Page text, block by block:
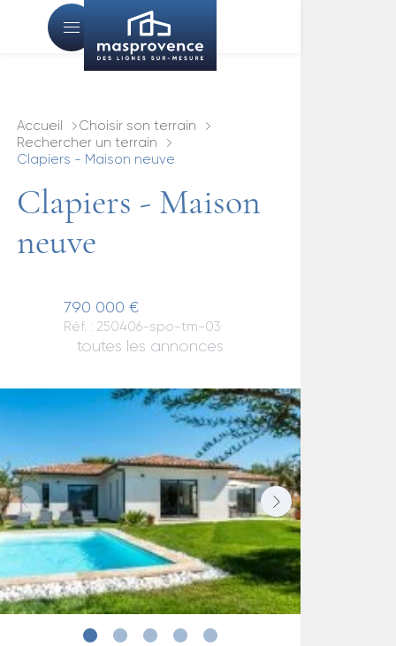
Accueil
Choisir son terrain
Rechercher un terrain
Clapiers - Maison neuve
Clapiers - Maison
neuve
790 000 €
Réf. : 250406-spo-tm-03
toutes les annonces